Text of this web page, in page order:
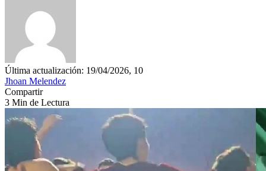
Última actualización: 19/04/2026, 10
Jhoan Melendez
Compartir
3 Min de Lectura